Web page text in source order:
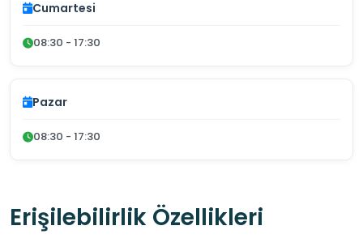
Cumartesi
08:30 - 17:30
Pazar
08:30 - 17:30
Erişilebilirlik Özellikleri